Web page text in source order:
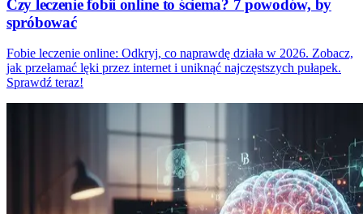
Czy leczenie fobii online to ściema? 7 powodów, by
spróbować
Fobie leczenie online: Odkryj, co naprawdę działa w 2026. Zobacz,
jak przełamać lęki przez internet i uniknąć najczęstszych pułapek.
Sprawdź teraz!